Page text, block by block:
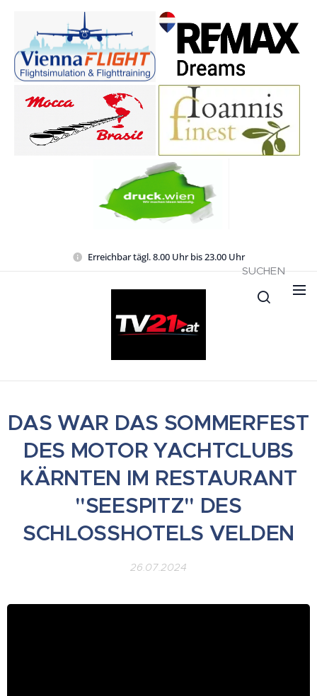
Erreichbar tägl. 8.00 Uhr bis 23.00 Uhr
SUCHEN
DAS WAR DAS SOMMERFEST
DES MOTOR YACHTCLUBS
KÄRNTEN IM RESTAURANT
"SEESPITZ" DES
SCHLOSSHOTELS VELDEN
26.07.2024